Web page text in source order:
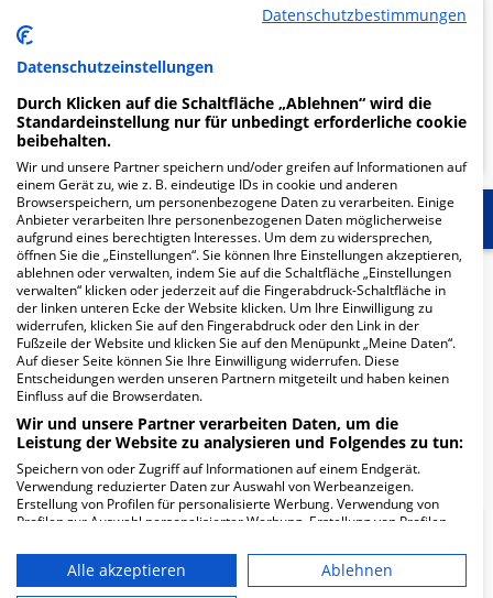
von Arztterminen
MEHR ERFAHREN
Start Für die Klinik Mehr Informationen
Herzlich Willkommen
Dr. Müller + Kollegen MVZ GmbH Schleusenhaus in der
Badstr. 12 ist ein medizinisches Versorgungszentrum in
Landau.
Mehr Informationen
Datenschutzbestimmungen
Datenschutzeinstellungen
Durch Klicken auf die Schaltfläche „Ablehnen“ wird die
Standardeinstellung nur für unbedingt erforderliche cookie
beibehalten.
Wir und unsere Partner speichern und/oder greifen auf Informationen auf
einem Gerät zu, wie z. B. eindeutige IDs in cookie und anderen
Browserspeichern, um personenbezogene Daten zu verarbeiten. Einige
Anbieter verarbeiten Ihre personenbezogenen Daten möglicherweise
aufgrund eines berechtigten Interesses. Um dem zu widersprechen,
öffnen Sie die „Einstellungen“. Sie können Ihre Einstellungen akzeptieren,
ablehnen oder verwalten, indem Sie auf die Schaltfläche „Einstellungen
verwalten“ klicken oder jederzeit auf die Fingerabdruck-Schaltfläche in
der linken unteren Ecke der Website klicken. Um Ihre Einwilligung zu
widerrufen, klicken Sie auf den Fingerabdruck oder den Link in der
Fußzeile der Website und klicken Sie auf den Menüpunkt „Meine Daten“.
Auf dieser Seite können Sie Ihre Einwilligung widerrufen. Diese
Entscheidungen werden unseren Partnern mitgeteilt und haben keinen
Einfluss auf die Browserdaten.
Wir und unsere Partner verarbeiten Daten, um die
Leistung der Website zu analysieren und Folgendes zu tun:
Speichern von oder Zugriff auf Informationen auf einem Endgerät.
Verwendung reduzierter Daten zur Auswahl von Werbeanzeigen.
Erstellung von Profilen für personalisierte Werbung. Verwendung von
Profilen zur Auswahl personalisierter Werbung. Erstellung von Profilen
personalisierter Inhalte. Messung der Werbeleistung. Messung der
Performance von Inhalten. Analyse von Zielgruppen durch Statistiken
oder Kombinationen von Daten aus verschiedenen Quellen. Entwicklung
Alle akzeptieren
Ablehnen